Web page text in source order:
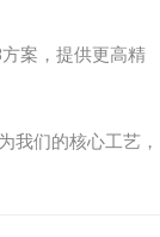
案，提供更高精
我们的核心工艺，